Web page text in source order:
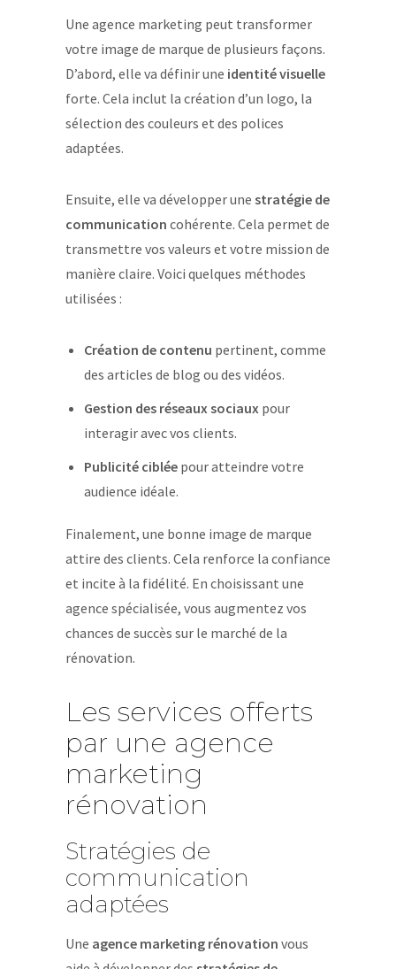
Une agence marketing peut transformer
votre image de marque de plusieurs façons.
D’abord, elle va définir une identité visuelle
forte. Cela inclut la création d’un logo, la
sélection des couleurs et des polices
adaptées.
Ensuite, elle va développer une stratégie de
communication cohérente. Cela permet de
transmettre vos valeurs et votre mission de
manière claire. Voici quelques méthodes
utilisées :
Création de contenu pertinent, comme
des articles de blog ou des vidéos.
Gestion des réseaux sociauxpour
interagir avec vos clients.
Publicité cibléepour atteindre votre
audience idéale.
Finalement, une bonne image de marque
attire des clients. Cela renforce la confiance
et incite à la fidélité. En choisissant une
agence spécialisée, vous augmentez vos
chances de succès sur le marché de la
rénovation.
Les services offerts
par une agence
marketing
rénovation
Stratégies de
communication
adaptées
Une agence marketing rénovation vous